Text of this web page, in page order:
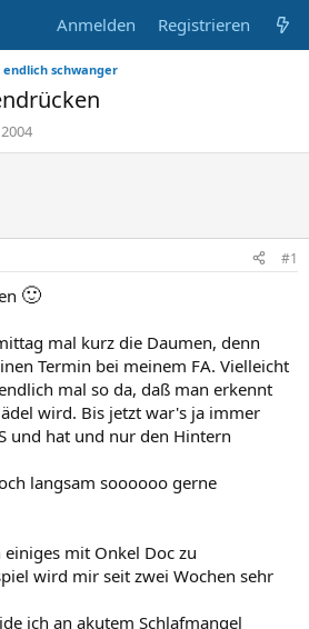
Anmelden Registrieren
schwanger
#1
🙂
mal kurz die Daumen, denn
Termin bei meinem FA. Vielleicht
mal so da, daß man erkennt
wird. Bis jetzt war's ja immer
und hat und nur den Hintern
langsam soooooo gerne
mit Onkel Doc zu
wird mir seit zwei Wochen sehr
ich an akutem Schlafmangel